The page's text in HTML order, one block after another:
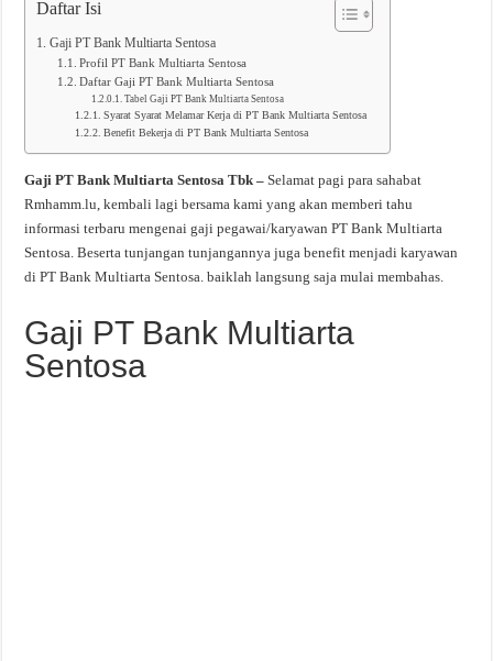
Daftar Isi
Gaji PT Bank Multiarta Sentosa
Profil PT Bank Multiarta Sentosa
Daftar Gaji PT Bank Multiarta Sentosa
Tabel Gaji PT Bank Multiarta Sentosa
Syarat Syarat Melamar Kerja di PT Bank Multiarta Sentosa
Benefit Bekerja di PT Bank Multiarta Sentosa
Gaji PT Bank Multiarta Sentosa Tbk –Selamat pagi para sahabat
Rmhamm.lu, kembali lagi bersama kami yang akan memberi tahu
informasi terbaru mengenai gaji pegawai/karyawan PT Bank Multiarta
Sentosa. Beserta tunjangan tunjangannya juga benefit menjadi karyawan
di PT Bank Multiarta Sentosa. baiklah langsung saja mulai membahas.
Gaji PT Bank Multiarta
Sentosa